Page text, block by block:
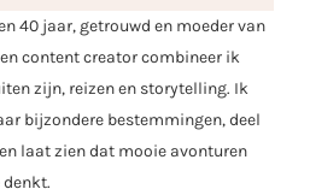
40 jaar, getrouwd en moeder van
content creator combineer ik
zijn, reizen en storytelling. Ik
bijzondere bestemmingen, deel
laat zien dat mooie avonturen